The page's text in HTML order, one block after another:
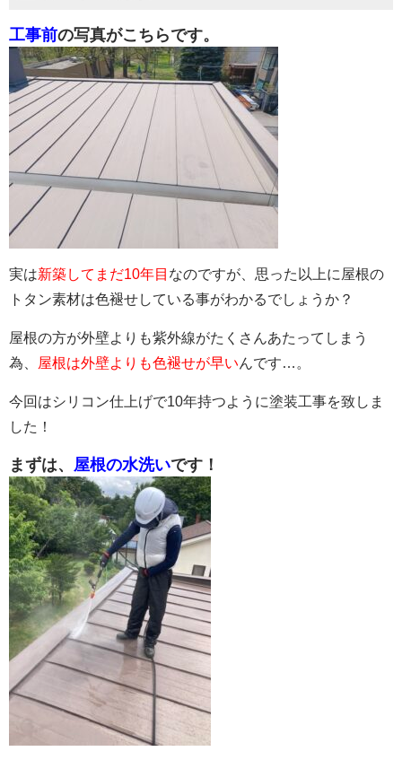
工事前の写真がこちらです。
実は新築してまだ10年目 なのですが、思った以上に屋根の
トタン素材は色褪せしている事がわかるでしょうか？
屋根の方が外壁よりも紫外線がたくさんあたってしまう
為、
屋根は外壁よりも色褪せが早いんです…。
今回はシリコン仕上げで10年持つように塗装工事を致しま
した！
まずは、 屋根の水洗いです！